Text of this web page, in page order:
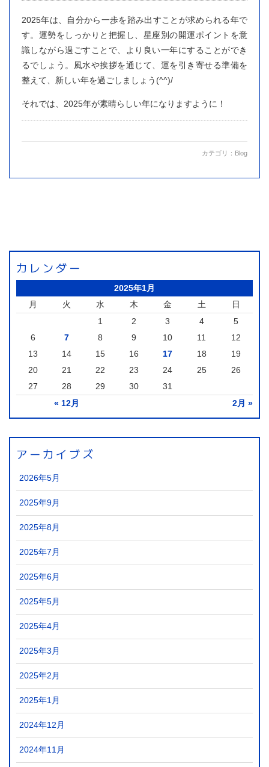
2025年は、自分から一歩を踏み出すことが求められる年で
す。運勢をしっかりと把握し、星座別の開運ポイントを意
識しながら過ごすことで、より良い一年にすることができ
るでしょう。風水や挨拶を通じて、運を引き寄せる準備を
整えて、新しい年を過ごしましょう(^^)/
それでは、2025年が素晴らしい年になりますように！
カテゴリ： Blog
カレンダー
2025年1月
月
火 水 木 金 土 日
« 12月 2月 »
1 2 3 4
5
6
7 8 9 10 11
12
13
14 15 16 17 18
19
20
21 22 23 24 25
26
27
28 29 30 31
アーカイブズ
2026年5月
2025年9月
2025年8月
2025年7月
2025年6月
2025年5月
2025年4月
2025年3月
2025年2月
2025年1月
2024年12月
2024年11月